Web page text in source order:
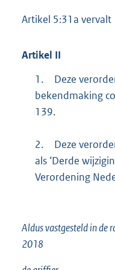
Artikel 5:31a vervalt
Artikel II
1.
Deze
bekendmaking
139.
2.
Deze
als ‘Derde
Verordening
Aldus vastgesteld in de
2018